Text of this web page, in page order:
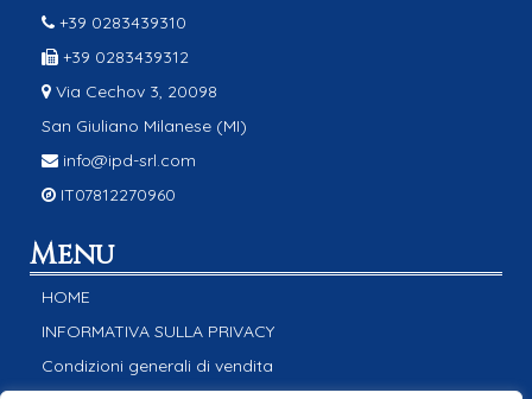
+39 0283439310
+39 0283439312
Via Cechov 3, 20098
San Giuliano Milanese (MI)
info@ipd-srl.com
IT07812270960
Menu
HOME
INFORMATIVA SULLA PRIVACY
Condizioni generali di vendita